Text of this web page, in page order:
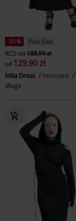
-31%
Plus Size
RCD od 188.99 zł
od 129.90 zł
Mila Dress Innocent
długa